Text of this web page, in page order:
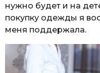
нужно будет и на
покупку одежды я
меня поддержала.